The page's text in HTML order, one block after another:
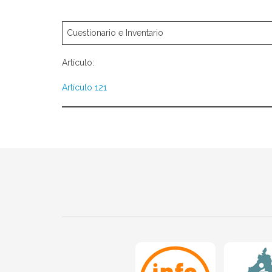
Cuestionario e Inventario
Artículo:
Artículo 121